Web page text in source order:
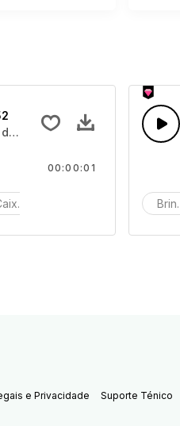
som de caixa de brinquedos
de brinquedos
00:00:01
e Privacidade Suporte Ténico